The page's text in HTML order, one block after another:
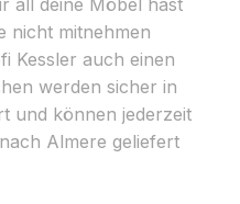
nicht mitnehmen
Kessler auch einen
werden sicher in
und können jederzeit
Almere geliefert